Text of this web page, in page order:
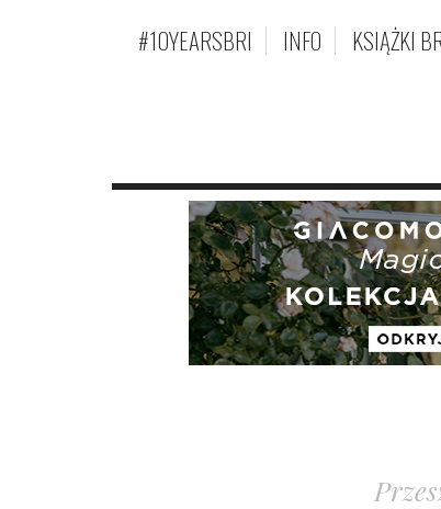
#10YEARSBRI INFO KSIĄŻKI